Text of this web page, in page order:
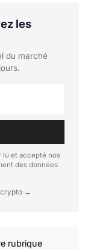
les
du marché
lu et accepté nos
des données
crypto →
rubrique